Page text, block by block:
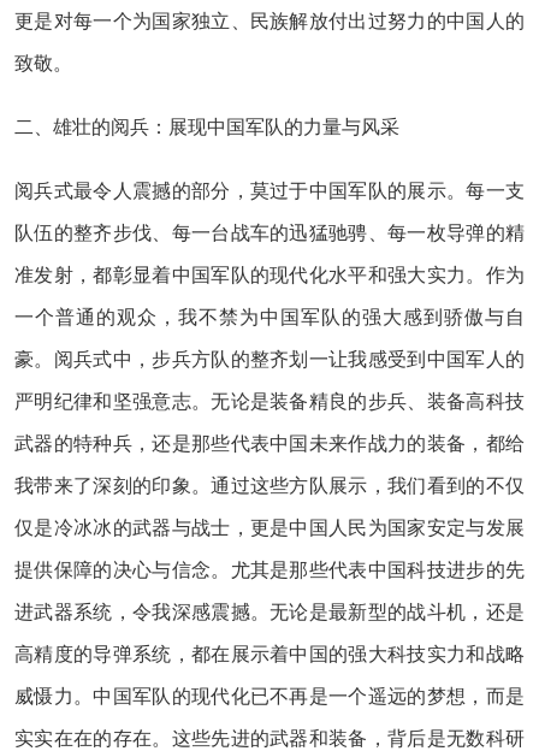
更是对每一个为国家独立、民族解放付出过努力的中国人的
致敬。
二、雄壮的阅兵：展现中国军队的力量与风采
阅兵式最令人震撼的部分，莫过于中国军队的展示。每一支
队伍的整齐步伐、每一台战车的迅猛驰骋、每一枚导弹的精
准发射，都彰显着中国军队的现代化水平和强大实力。作为
一个普通的观众，我不禁为中国军队的强大感到骄傲与自
豪。阅兵式中，步兵方队的整齐划一让我感受到中国军人的
严明纪律和坚强意志。无论是装备精良的步兵、装备高科技
武器的特种兵，还是那些代表中国未来作战力的装备，都给
我带来了深刻的印象。通过这些方队展示，我们看到的不仅
仅是冷冰冰的武器与战士，更是中国人民为国家安定与发展
提供保障的决心与信念。尤其是那些代表中国科技进步的先
进武器系统，令我深感震撼。无论是最新型的战斗机，还是
高精度的导弹系统，都在展示着中国的强大科技实力和战略
威慑力。中国军队的现代化已不再是一个遥远的梦想，而是
实实在在的存在。这些先进的武器和装备，背后是无数科研